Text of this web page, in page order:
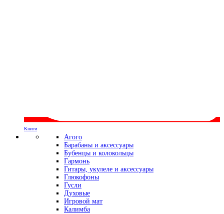
Книги
Агого
Барабаны и аксессуары
Бубенцы и колокольцы
Гармонь
Гитары, укулеле и аксессуары
Глюкофоны
Гусли
Духовые
Игровой мат
Калимба